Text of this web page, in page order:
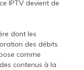
IPTV devient de
dont les
des débits
comme
contenus à la